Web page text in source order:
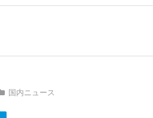
国内ニュース